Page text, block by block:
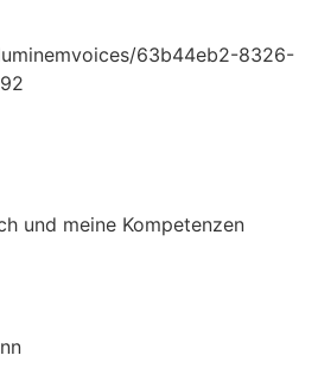
63b44eb2-8326-
und meine Kompetenzen